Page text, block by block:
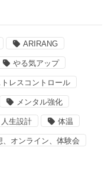
ARIRANG
やる気アップ
トレスコントロール
メンタル強化
人生設計 体温
オンライン、体験会